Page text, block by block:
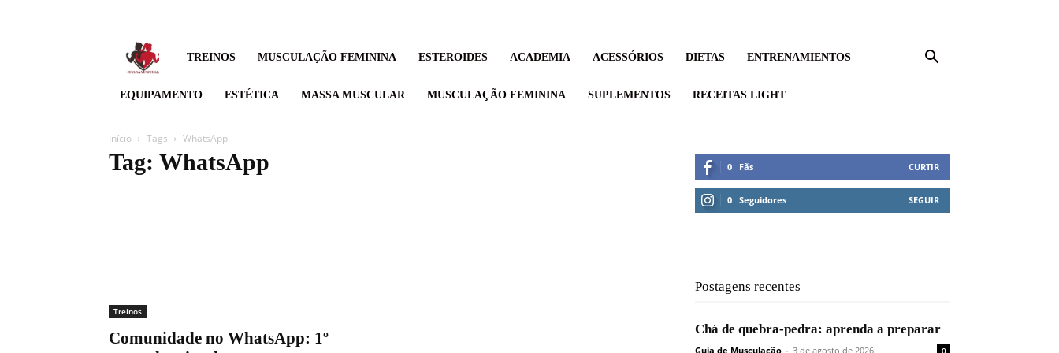
Guia
de
musculação,
Suor
TREINOS MUSCULAÇÃO FEMININA ESTEROIDES ACADEMIA ACESSÓRIOS DIETAS ENTRENAMIENTOS
EQUIPAMENTO ESTÉTICA MASSA MUSCULAR MUSCULAÇÃO FEMININA SUPLEMENTOS RECEITAS LIGHT
Início Tags WhatsApp
Tag: WhatsApp
Treinos
Comunidade no WhatsApp: 1º
0 Fãs CURTIR
0 Seguidores SEGUIR
Postagens recentes
Chá de quebra-pedra: aprenda a preparar
Guia de Musculação - 3 de agosto de 2026 0